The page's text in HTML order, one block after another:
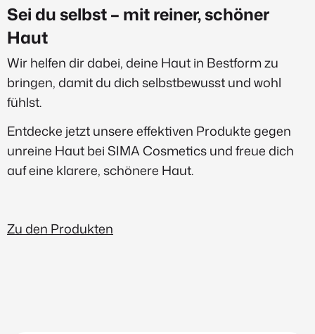
Sei du selbst – mit reiner, schöner
Haut
Wir helfen dir dabei, deine Haut in Bestform zu
bringen, damit du dich selbstbewusst und wohl
fühlst.
Entdecke jetzt unsere effektiven Produkte gegen
unreine Haut bei SIMA Cosmetics und freue dich
auf eine klarere, schönere Haut.
Zu den Produkten